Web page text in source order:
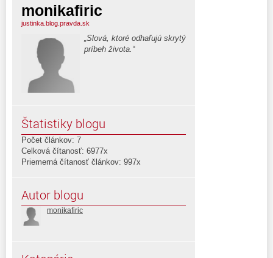
monikafiric
justinka.blog.pravda.sk
„Slová, ktoré odhaľujú skrytý
príbeh života.“
Štatistiky blogu
Počet článkov: 7
Celková čítanosť: 6977x
Priemerná čítanosť článkov: 997x
Autor blogu
monikafiric